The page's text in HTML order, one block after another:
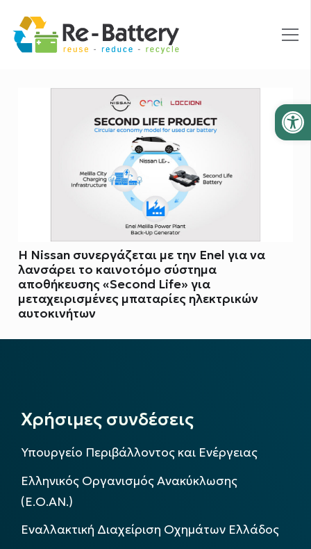
Η Nissan συνεργάζεται με την Enel για να
λανσάρει το καινοτόμο σύστημα
αποθήκευσης «Second Life» για
μεταχειρισμένες μπαταρίες ηλεκτρικών
αυτοκινήτων
Χρήσιμες συνδέσεις
Υπουργείο Περιβάλλοντος και Ενέργειας
Ελληνικός Οργανισμός Ανακύκλωσης
(Ε.Ο.ΑΝ.)
Εναλλακτική Διαχείριση Οχημάτων Ελλάδος